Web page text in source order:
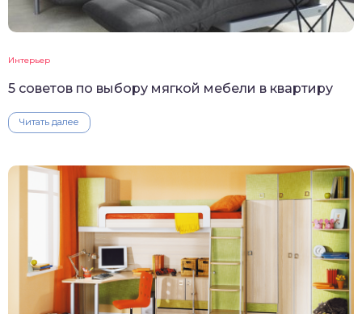
Интерьер
5 советов по выбору мягкой мебели в квартиру
Читать далее